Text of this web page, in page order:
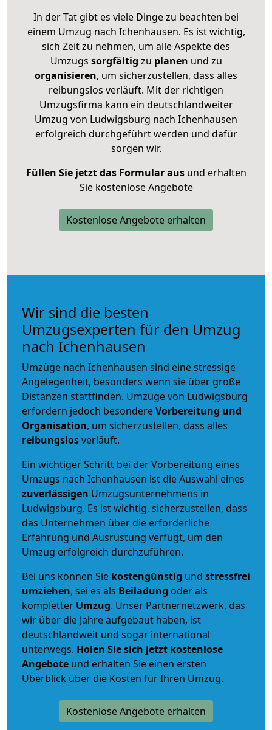
In der Tat gibt es viele Dinge zu beachten bei
einem Umzug nach Ichenhausen. Es ist wichtig,
sich Zeit zu nehmen, um alle Aspekte des
Umzugs sorgfältig zu planen und zu
organisieren, um sicherzustellen, dass alles
reibungslos verläuft. Mit der richtigen
Umzugsfirma kann ein deutschlandweiter
Umzug von Ludwigsburg nach Ichenhausen
erfolgreich durchgeführt werden und dafür
sorgen wir.
Füllen Sie jetzt das Formular ausund erhalten
Sie kostenlose Angebote
Kostenlose Angebote erhalten
Wir sind die besten
Umzugsexperten für den Umzug
nach Ichenhausen
Umzüge nach Ichenhausen sind eine stressige
Angelegenheit, besonders wenn sie über große
Distanzen stattfinden. Umzüge von Ludwigsburg
erfordern jedoch besondereVorbereitung und
Organisation, um sicherzustellen, dass alles
reibungslosverläuft.
Ein wichtiger Schritt bei der Vorbereitung eines
Umzugs nach Ichenhausen ist die Auswahl eines
zuverlässigen Umzugsunternehmens in
Ludwigsburg. Es ist wichtig, sicherzustellen, dass
das Unternehmen über die erforderliche
Erfahrung und Ausrüstung verfügt, um den
Umzug erfolgreich durchzuführen.
Bei uns können Sie kostengünstig und stressfrei
umziehen, sei es als Beiladung oder als
kompletter Umzug. Unser Partnernetzwerk, das
wir über die Jahre aufgebaut haben, ist
deutschlandweit und sogar international
unterwegs. Holen Sie sich jetzt kostenlose
Angebote und erhalten Sie einen ersten
Überblick über die Kosten für Ihren Umzug.
Kostenlose Angebote erhalten